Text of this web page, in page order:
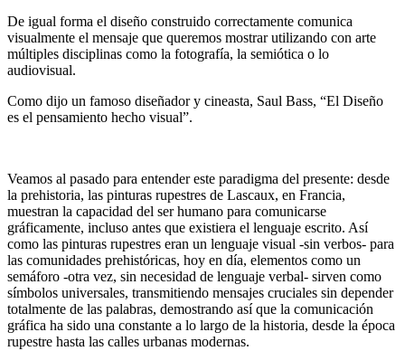
De igual forma el diseño construido correctamente comunica
visualmente el mensaje que queremos mostrar utilizando con arte
múltiples disciplinas como la fotografía, la semiótica o lo
audiovisual.
Como dijo un famoso diseñador y cineasta, Saul Bass, “El Diseño
es el pensamiento hecho visual”.
Veamos al pasado para entender este paradigma del presente: desde
la prehistoria, las pinturas rupestres de Lascaux, en Francia,
muestran la capacidad del ser humano para comunicarse
gráficamente, incluso antes que existiera el lenguaje escrito. Así
como las pinturas rupestres eran un lenguaje visual -sin verbos- para
las comunidades prehistóricas, hoy en día, elementos como un
semáforo -otra vez, sin necesidad de lenguaje verbal- sirven como
símbolos universales, transmitiendo mensajes cruciales sin depender
totalmente de las palabras, demostrando así que la comunicación
gráfica ha sido una constante a lo largo de la historia, desde la época
rupestre hasta las calles urbanas modernas.